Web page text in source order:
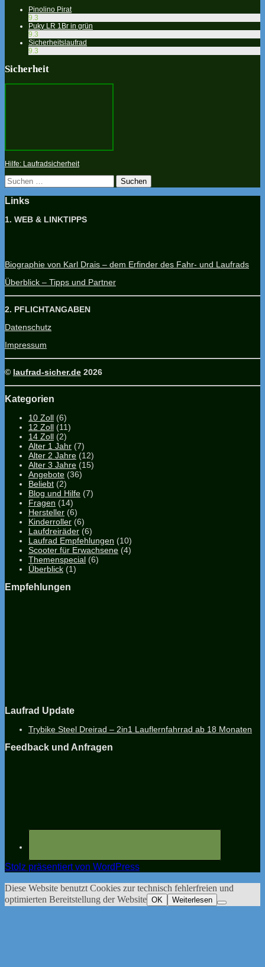
Pinolino Pirat
9.3
Puky LR 1Br in grün
9.3
Sicherheitslaufrad
9.3
Sicherheit
Hilfe: Laufradsicherheit
Suchen
nach:
Links
1. WEB & LINKTIPPS
Biographie von Karl Drais – dem Erfinder des Fahr- und Laufrads
Überblick – Tipps und Partner
2. PFLICHTANGABEN
Datenschutz
Impressum
© laufrad-sicher.de 2026
Kategorien
10 Zoll (6)
12 Zoll (11)
14 Zoll (2)
Alter 1 Jahr (7)
Alter 2 Jahre (12)
Alter 3 Jahre (15)
Angebote (36)
Beliebt (2)
Blog und Hilfe (7)
Fragen (14)
Hersteller (6)
Kinderroller (6)
Laufdreiräder (6)
Laufrad Empfehlungen (10)
Scooter für Erwachsene (4)
Themenspecial (6)
Überblick (1)
Empfehlungen
Laufrad Update
Trybike Steel Dreirad – 2in1 Lauflernfahrrad ab 18 Monaten
Feedback und Anfragen
Stolz präsentiert von WordPress
Diese Website benutzt Cookies zur technisch fehlerfreien und
optimierten Bereitstellung der Website OK Weiterlesen